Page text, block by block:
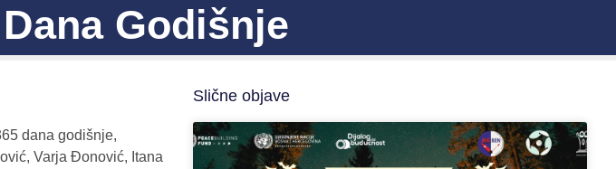
Godišnje
dana godišnje,
Varja Đonović, Itana
Slične objave